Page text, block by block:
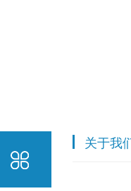
关于我